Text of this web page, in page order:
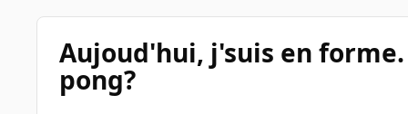
Aujoud'hui, j'suis en
pong?